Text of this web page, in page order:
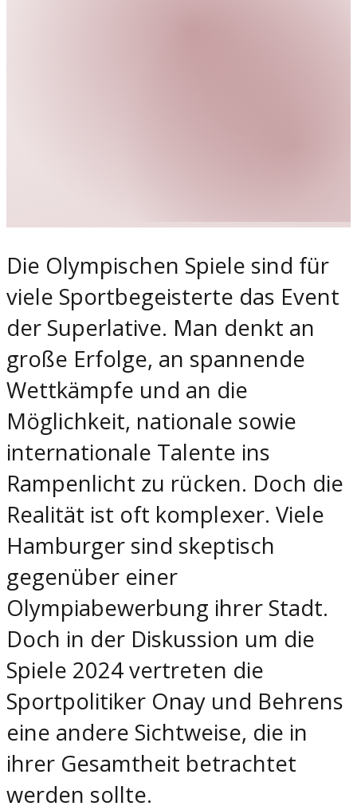
Die Olympischen Spiele sind für
viele Sportbegeisterte das Event
der Superlative. Man denkt an
große Erfolge, an spannende
Wettkämpfe und an die
Möglichkeit, nationale sowie
internationale Talente ins
Rampenlicht zu rücken. Doch die
Realität ist oft komplexer. Viele
Hamburger sind skeptisch
gegenüber einer
Olympiabewerbung ihrer Stadt.
Doch in der Diskussion um die
Spiele 2024 vertreten die
Sportpolitiker Onay und Behrens
eine andere Sichtweise, die in
ihrer Gesamtheit betrachtet
werden sollte.